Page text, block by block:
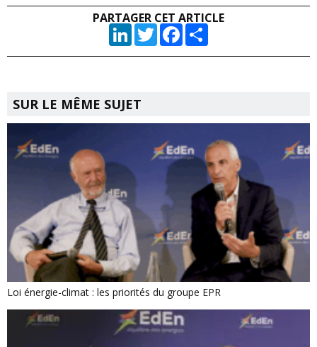
PARTAGER CET ARTICLE
LinkedInTwitterFacebook
SUR LE MÊME SUJET
Loi énergie-climat : les priorités du groupe EPR